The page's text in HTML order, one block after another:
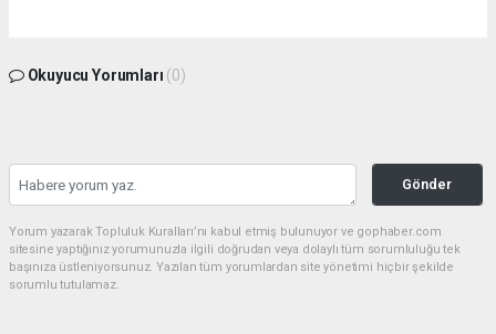
Okuyucu Yorumları (0)
Gönder
Yorum yazarak Topluluk Kuralları’nı kabul etmiş bulunuyor ve gophaber.com
sitesine yaptığınız yorumunuzla ilgili doğrudan veya dolaylı tüm sorumluluğu tek
başınıza üstleniyorsunuz. Yazılan tüm yorumlardan site yönetimi hiçbir şekilde
sorumlu tutulamaz.